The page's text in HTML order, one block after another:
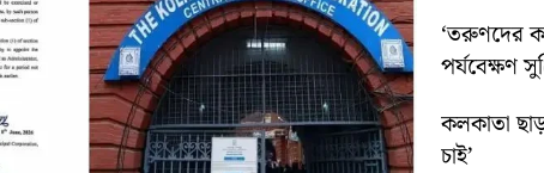
‘তরুণদের
পর্যবেক্ষণ
কলকাতা
চাই’